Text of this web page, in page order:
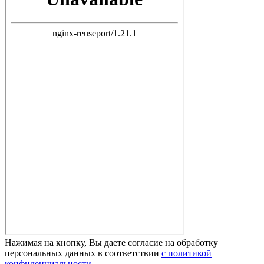
Нажимая на кнопку, Вы даете согласие на обработку
персональных данных в соответствии с политикой